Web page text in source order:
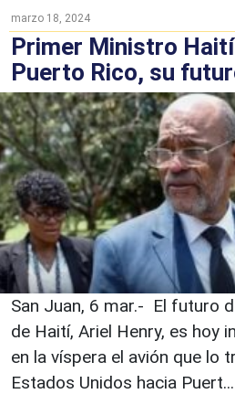
marzo 18, 2024
Primer Ministro
Puerto Rico, su
San Juan, 6 mar.- El futuro
de Haití, Ariel Henry, es hoy
en la víspera el avión que lo
Estados Unidos hacia Puert...